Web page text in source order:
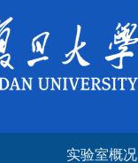
实验室概况